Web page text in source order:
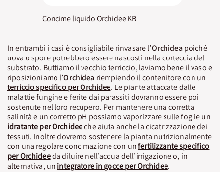
Concime liquido Orchidee KB
In entrambi i casi è consigliabile rinvasare l’Orchidea poiché
uova o spore potrebbero essere nascosti nella corteccia del
substrato. Buttiamo il vecchio terriccio, laviamo bene il vaso e
riposizioniamo l’Orchidea riempiendo il contenitore con un
terriccio specifico per Orchidee. Le piante attaccate dalle
malattie fungine e ferite dai parassiti dovranno essere poi
sostenute nel loro recupero. Per mantenere una corretta
salinità e un corretto pH possiamo vaporizzare sulle foglie un
idratante per Orchideeche aiuta anche la cicatrizzazione dei
tessuti. Inoltre dovremo sostenere la pianta nutrizionalmente
con una regolare concimazione con unfertilizzante specifico
per Orchideeda diluire nell’acqua dell’irrigazione o, in
alternativa, un integratore in gocce per Orchidee.